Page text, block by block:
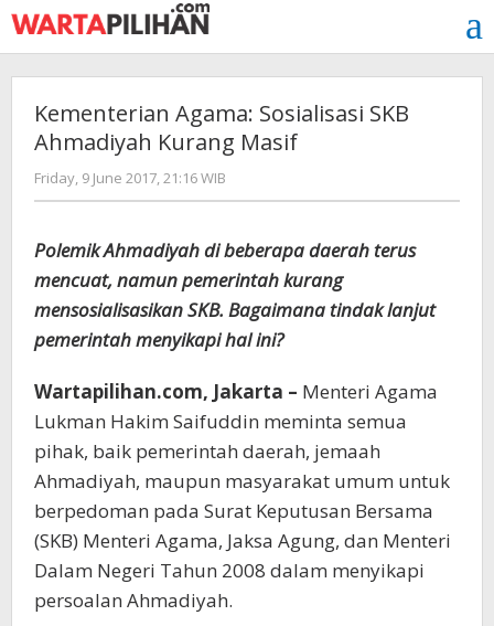
Skip
to
content
Kementerian Agama: Sosialisasi SKB
Ahmadiyah Kurang Masif
Friday, 9 June 2017, 21:16 WIB
Adi
Polemik Ahmadiyah di beberapa daerah terus
mencuat, namun pemerintah kurang
mensosialisasikan SKB. Bagaimana tindak lanjut
pemerintah menyikapi hal ini?
Wartapilihan.com, Jakarta – Menteri Agama
Lukman Hakim Saifuddin meminta semua
pihak, baik pemerintah daerah, jemaah
Ahmadiyah, maupun masyarakat umum untuk
berpedoman pada Surat Keputusan Bersama
(SKB) Menteri Agama, Jaksa Agung, dan Menteri
Dalam Negeri Tahun 2008 dalam menyikapi
persoalan Ahmadiyah.